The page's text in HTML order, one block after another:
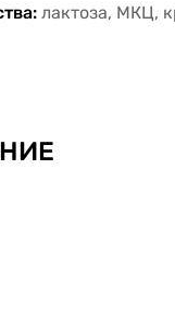
лактоза, МКЦ,